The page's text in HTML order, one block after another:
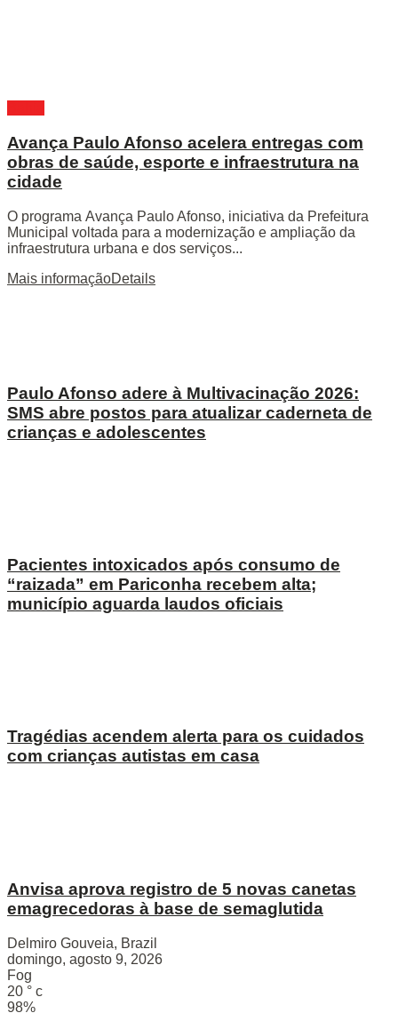
Avança Paulo Afonso acelera entregas com
obras de saúde, esporte e infraestrutura na
cidade
O programa Avança Paulo Afonso, iniciativa da Prefeitura
Municipal voltada para a modernização e ampliação da
infraestrutura urbana e dos serviços...
Mais informaçãoDetails
Paulo Afonso adere à Multivacinação 2026:
SMS abre postos para atualizar caderneta de
crianças e adolescentes
Pacientes intoxicados após consumo de
“raizada” em Pariconha recebem alta;
município aguarda laudos oficiais
Tragédias acendem alerta para os cuidados
com crianças autistas em casa
Anvisa aprova registro de 5 novas canetas
emagrecedoras à base de semaglutida
Delmiro Gouveia, Brazil
domingo, agosto 9, 2026
Fog
20 ° c
98%